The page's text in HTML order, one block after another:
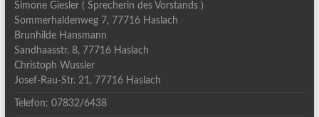
Simone Giesler ( Sprecherin des Vorstands )
Sommerhaldenweg 7, 77716 Haslach
Brunhilde Hansmann
Sandhaasstr. 8, 77716 Haslach
Christoph Wussler
Josef-Rau-Str. 21, 77716 Haslach
Telefon: 07832/6438